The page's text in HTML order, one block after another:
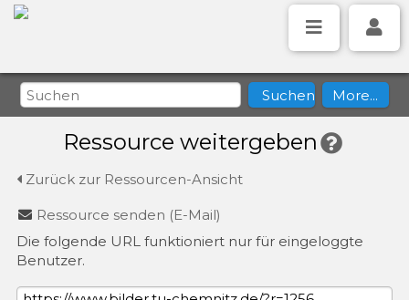
Ressource weitergeben
Zurück zur Ressourcen-Ansicht
Ressource senden (E-Mail)
Die folgende URL funktioniert nur für eingeloggte
Benutzer.